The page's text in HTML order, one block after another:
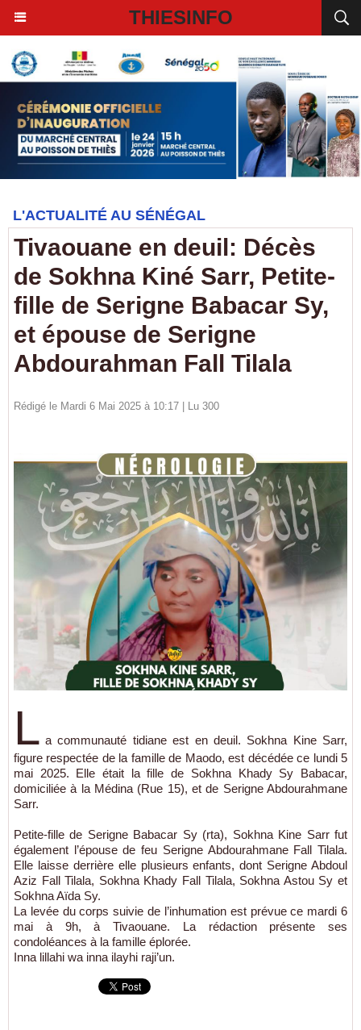
THIESINFO
L'ACTUALITÉ AU SÉNÉGAL
Tivaouane en deuil: Décès
de Sokhna Kiné Sarr, Petite-
fille de Serigne Babacar Sy,
et épouse de Serigne
Abdourahman Fall Tilala
Rédigé le Mardi 6 Mai 2025 à 10:17 | Lu 300
L a communauté tidiane est en deuil. Sokhna Kine Sarr,
figure respectée de la famille de Maodo, est décédée ce lundi 5
mai 2025. Elle était la fille de Sokhna Khady Sy Babacar,
domiciliée à la Médina (Rue 15), et de Serigne Abdourahmane
Sarr.
Petite-fille de Serigne Babacar Sy (rta), Sokhna Kine Sarr fut
également l’épouse de feu Serigne Abdourahmane Fall Tilala.
Elle laisse derrière elle plusieurs enfants, dont Serigne Abdoul
Aziz Fall Tilala, Sokhna Khady Fall Tilala, Sokhna Astou Sy et
Sokhna Aïda Sy.
La levée du corps suivie de l’inhumation est prévue ce mardi 6
mai à 9h, à Tivaouane. La rédaction présente ses
condoléances à la famille éplorée.
Inna lillahi wa inna ilayhi raji’un.